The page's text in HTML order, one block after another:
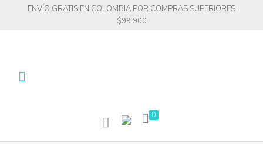
ENVÍO GRATIS EN COLOMBIA POR COMPRAS SUPERIORES
$99.900
0